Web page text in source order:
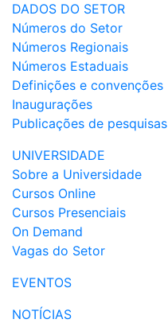
DADOS DO SETOR
Números do Setor
Números Regionais
Números Estaduais
Definições e convenções
Inaugurações
Publicações de pesquisas
UNIVERSIDADE
Sobre a Universidade
Cursos Online
Cursos Presenciais
On Demand
Vagas do Setor
EVENTOS
NOTÍCIAS